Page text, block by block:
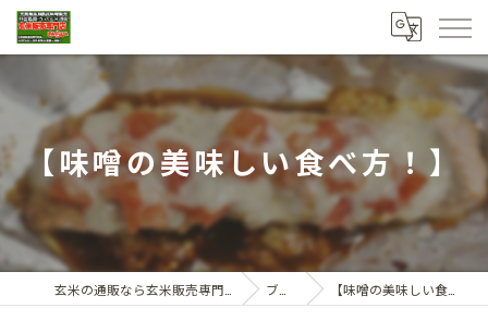
【味噌の美味しい食べ方！】
ブログ 【味噌の美味しい食べ方！】